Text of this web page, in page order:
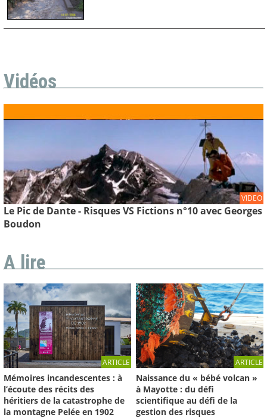
Vidéos
VIDEO
Le Pic de Dante - Risques VS Fictions n°10 avec Georges
Boudon
A lire
ARTICLE
Mémoires incandescentes : à
l’écoute des récits des
héritiers de la catastrophe de
la montagne Pelée en 1902
ARTICLE
Naissance du « bébé volcan »
à Mayotte : du défi
scientifique au défi de la
gestion des risques